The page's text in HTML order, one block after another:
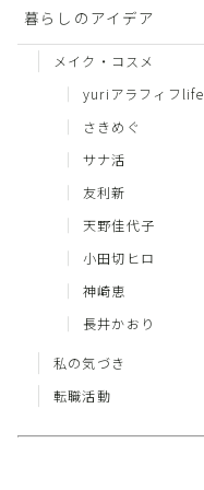
暮らしのアイデア
メイク・コスメ
yuriアラフィフlife
さきめぐ
サナ活
友利新
天野佳代子
小田切ヒロ
神崎恵
長井かおり
私の気づき
転職活動